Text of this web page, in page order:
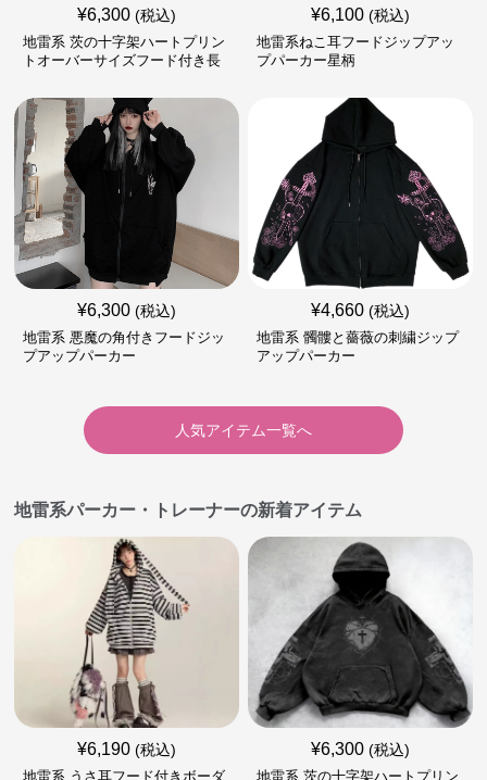
¥6,300 (税込)
地雷系 茨の十字架ハートプリン
トオーバーサイズフード付き長
¥6,100 (税込)
地雷系ねこ耳フードジップアッ
プパーカー星柄
¥6,300 (税込)
地雷系 悪魔の角付きフードジッ
プアップパーカー
¥4,660 (税込)
地雷系 髑髏と薔薇の刺繍ジップ
アップパーカー
人気アイテム一覧へ
地雷系パーカー・トレーナーの新着アイテム
¥6,190 (税込)
地雷系 うさ耳フード付きボーダ
¥6,300 (税込)
地雷系 茨の十字架ハートプリン